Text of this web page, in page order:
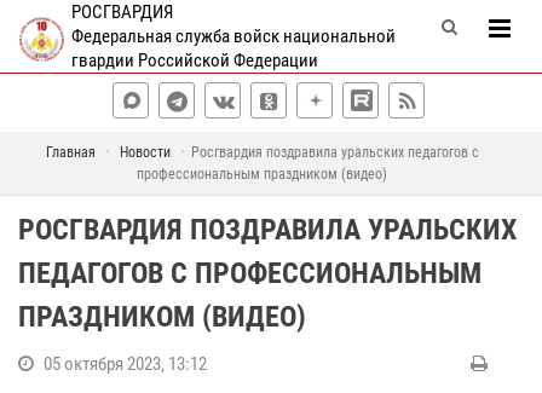
РОСГВАРДИЯ
Федеральная служба войск национальной
гвардии Российской Федерации
Главная Новости
Росгвардия поздравила уральских педагогов с
профессиональным праздником (видео)
РОСГВАРДИЯ ПОЗДРАВИЛА УРАЛЬСКИХ
ПЕДАГОГОВ С ПРОФЕССИОНАЛЬНЫМ
ПРАЗДНИКОМ (ВИДЕО)
05 октября 2023, 13:12